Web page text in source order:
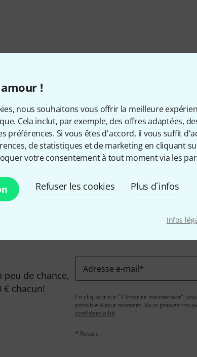
!
nous souhaitons vous offrir la meilleure
Cela inclut, par exemple, des offres adaptées,
préférences. Si vous êtes d'accord, il vous suffit
de statistiques et de marketing en cliquant
votre consentement à tout moment via les
Refuser les cookies Plus d´infos
Infos
vous ce que vous voyez ?
Partager Aide et commentaires
peu de chance,
€ chacun!
Adresse e-mail*
En cliquant sur "S'inscrire maintenant",
possible à tout moment. Vous pouvez
confidentialité.
* Requis